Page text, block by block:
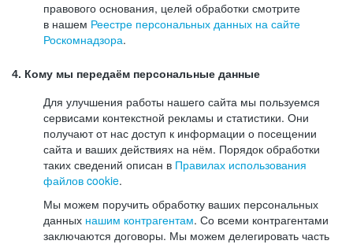
правового основания, целей обработки смотрите
в нашем Реестре персональных данных на сайте
Роскомнадзора.
4. Кому мы передаём персональные данные
Для улучшения работы нашего сайта мы пользуемся
сервисами контекстной рекламы и статистики. Они
получают от нас доступ к информации о посещении
сайта и ваших действиях на нём. Порядок обработки
таких сведений описан в Правилах использования
файлов cookie.
Мы можем поручить обработку ваших персональных
данных нашим контрагентам. Со всеми контрагентами
заключаются договоры. Мы можем делегировать часть